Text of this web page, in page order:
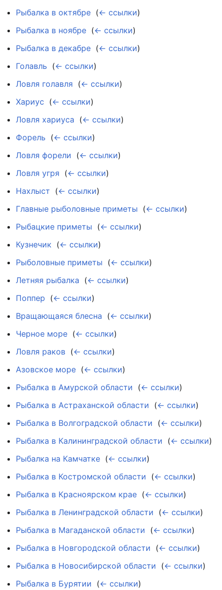
Рыбалка в октябре (← ссылки)
Рыбалка в ноябре (← ссылки)
Рыбалка в декабре (← ссылки)
Голавль (← ссылки)
Ловля голавля (← ссылки)
Хариус (← ссылки)
Ловля хариуса (← ссылки)
Форель (← ссылки)
Ловля форели (← ссылки)
Ловля угря (← ссылки)
Нахлыст (← ссылки)
Главные рыболовные приметы (← ссылки)
Рыбацкие приметы (← ссылки)
Кузнечик (← ссылки)
Рыболовные приметы (← ссылки)
Летняя рыбалка (← ссылки)
Поппер (← ссылки)
Вращающаяся блесна (← ссылки)
Черное море (← ссылки)
Ловля раков (← ссылки)
Азовское море (← ссылки)
Рыбалка в Амурской области (← ссылки)
Рыбалка в Астраханской области (← ссылки)
Рыбалка в Волгоградской области (← ссылки)
Рыбалка в Калининградской области (← ссылки)
Рыбалка на Камчатке (← ссылки)
Рыбалка в Костромской области (← ссылки)
Рыбалка в Красноярском крае (← ссылки)
Рыбалка в Ленинградской области (← ссылки)
Рыбалка в Магаданской области (← ссылки)
Рыбалка в Новгородской области (← ссылки)
Рыбалка в Новосибирской области (← ссылки)
Рыбалка в Бурятии (← ссылки)